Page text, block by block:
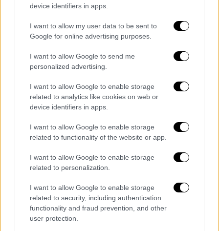
device identifiers in apps.
I want to allow my user data to be sent to
Google for online advertising purposes.
I want to allow Google to send me
personalized advertising.
I want to allow Google to enable storage
related to analytics like cookies on web or
device identifiers in apps.
I want to allow Google to enable storage
related to functionality of the website or app.
I want to allow Google to enable storage
related to personalization.
I want to allow Google to enable storage
related to security, including authentication
functionality and fraud prevention, and other
user protection.
«Ενημερώθηκα σε πραγματικό χρόνο στο
ΕΘΚΕΠΙΧ από τον Αρχηγό ΓΕΕΘΑ Στρατηγό
Δημήτριο Χούπη για την επιτυχή έκβαση της
38 υπηκόων της Κυπριακής Δημοκρατίας και
22 υπηκόων της Ελληνικής Δημοκρατίας &
την είσοδο του αεροσκάφους C -130 της
Πολεμικής Αεροπορίας στο FIR Λευκωσίας.
Συγχαρητήρια σε όσους συνέβαλαν στην
επιχείρηση» έγραψε ο υπουργός Άμυνας.
στο ΕΘΚΕΠΙΧ από τον Αρχηγό
ΓΕΕΘΑ Στρατηγό Δημήτριο Χούπη
για την επιτυχή έκβαση της
επιχείρησης απεγκλωβισμού από
την Βηρυτό 38 υπηκόων της
Κυπριακής Δημοκρατίας και 22